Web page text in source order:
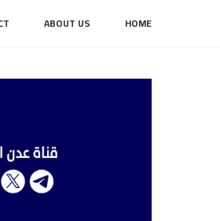
HOME
ABOUT US